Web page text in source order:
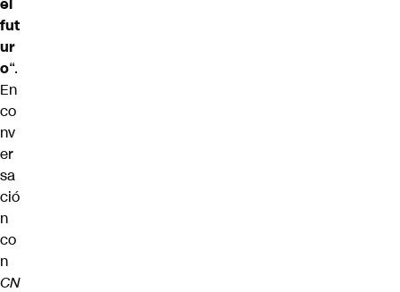
fut
ur
o“.
En
co
nv
er
sa
ció
n
co
n
CN